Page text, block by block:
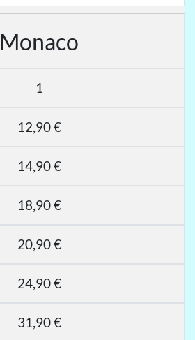
Monaco
1
12,90 €
14,90 €
18,90 €
20,90 €
24,90 €
31,90 €